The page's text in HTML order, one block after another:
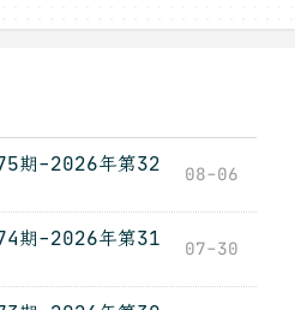
期-2026年第32
08-06
期-2026年第31
07-30